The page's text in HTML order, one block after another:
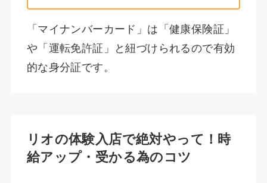
「マイナンバーカード」は「健康保険証」
や「運転免許証」と紐づけられるので有効
的な身分証です。
リオの体験入店で絶対やって！時
給アップ・受かる為のコツ